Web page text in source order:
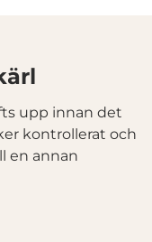
medier och
med annan
som de har
upp innan det
kontrollerat och
en annan